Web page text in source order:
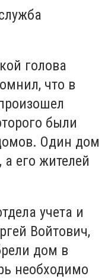
голова
что в
были
Один дом
его жителей
учета и
Войтович,
дом в
необходимо